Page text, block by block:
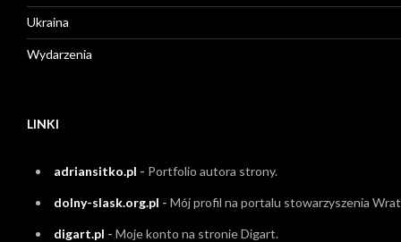
Ukraina
Wydarzenia
LINKI
adriansitko.pl - Portfolio autora strony.
dolny-slask.org.pl - Mój profil na portalu stowarzyszenia
digart.pl - Moje konto na stronie Digart.